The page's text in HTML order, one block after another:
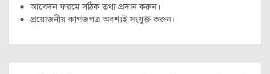
আবেদন ফরমে সঠিক তথ্য প্রদান করুন।
প্রয়োজনীয় কাগজপত্র অবশ্যই সংযুক্ত করুন।